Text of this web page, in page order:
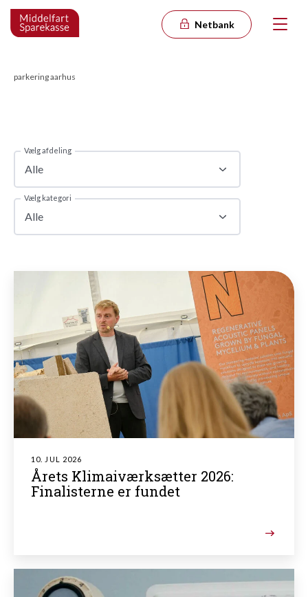
Netbank
parkering aarhus
Vælg afdeling
Alle
Vælg kategori
Alle
10. JUL 2026
Årets Klimaiværksætter 2026:
Finalisterne er fundet